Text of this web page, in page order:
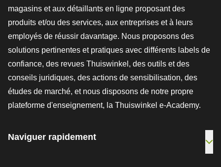
magasins et aux détaillants en ligne proposant des
produits et/ou des services, aux entreprises et à leurs
employés de réussir davantage. Nous proposons des
solutions pertinentes et pratiques avec différents labels de
confiance, des revues Thuiswinkel, des outils et des
conseils juridiques, des actions de sensibilisation, des
études de marché, et nous disposons de notre propre
plateforme d'enseignement, la Thuiswinkel e-Academy.
Naviguer rapidement